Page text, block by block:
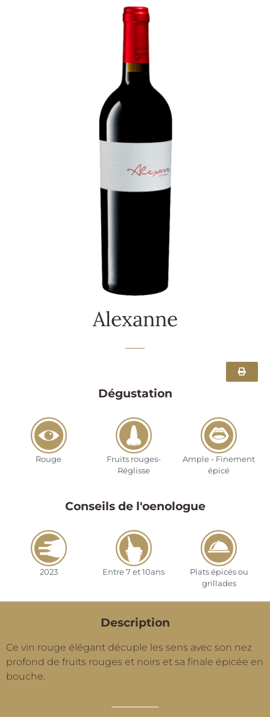
Alexanne
Dégustation
Rouge
Fruits rouges-
Réglisse
Ample - Finement
épicé
Conseils de l'oenologue
2023 Entre 7 et 10ans
Plats épicés ou
grillades
Description
Ce vin rouge élégant décuple les sens avec son nez
profond de fruits rouges et noirs et sa finale épicée en
bouche.